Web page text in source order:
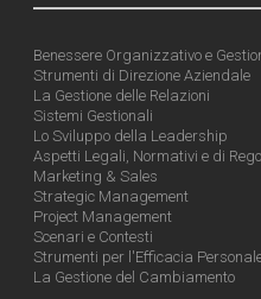
Benessere Organizzativo e
Strumenti di Direzione Aziendale
La Gestione delle Relazioni
Sistemi Gestionali
Lo Sviluppo della Leadership
Aspetti Legali, Normativi e di
Marketing & Sales
Strategic Management
Project Management
Scenari e Contesti
Strumenti per l'Efficacia
La Gestione del Cambiamento